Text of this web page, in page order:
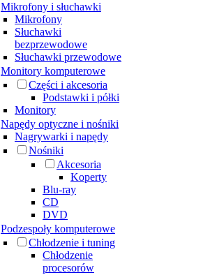
Mikrofony i słuchawki
Mikrofony
Słuchawki
bezprzewodowe
Słuchawki przewodowe
Monitory komputerowe
Części i akcesoria
Podstawki i półki
Monitory
Napędy optyczne i nośniki
Nagrywarki i napędy
Nośniki
Akcesoria
Koperty
Blu-ray
CD
DVD
Podzespoły komputerowe
Chłodzenie i tuning
Chłodzenie
procesorów